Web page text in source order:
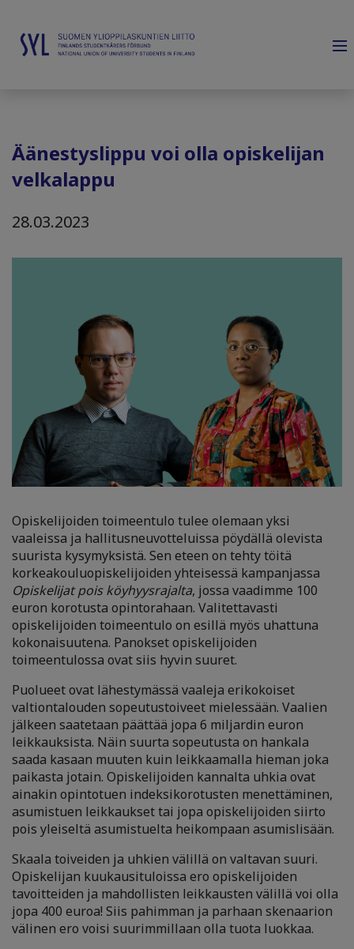
Äänestyslippu voi olla opiskelijan
velkalappu
28.03.2023
Opiskelijoiden toimeentulo tulee olemaan yksi
vaaleissa ja hallitusneuvotteluissa pöydällä olevista
suurista kysymyksistä. Sen eteen on tehty töitä
korkeakouluopiskelijoiden yhteisessä kampanjassa
Opiskelijat pois köyhyysrajalta, jossa vaadimme 100
euron korotusta opintorahaan. Valitettavasti
opiskelijoiden toimeentulo on esillä myös uhattuna
kokonaisuutena. Panokset opiskelijoiden
toimeentulossa ovat siis hyvin suuret.
Puolueet ovat lähestymässä vaaleja erikokoiset
valtiontalouden sopeutustoiveet mielessään. Vaalien
jälkeen saatetaan päättää jopa 6 miljardin euron
leikkauksista. Näin suurta sopeutusta on hankala
saada kasaan muuten kuin leikkaamalla hieman joka
paikasta jotain. Opiskelijoiden kannalta uhkia ovat
ainakin opintotuen indeksikorotusten menettäminen,
asumistuen leikkaukset tai jopa opiskelijoiden siirto
pois yleiseltä asumistuelta heikompaan asumislisään.
Skaala toiveiden ja uhkien välillä on valtavan suuri.
Opiskelijan kuukausituloissa ero opiskelijoiden
tavoitteiden ja mahdollisten leikkausten välillä voi olla
jopa 400 euroa! Siis pahimman ja parhaan skenaarion
välinen ero voisi suurimmillaan olla tuota luokkaa.